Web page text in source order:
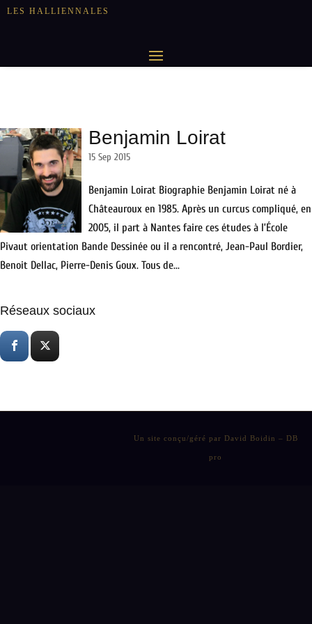
LES HALLIENNALES
Benjamin Loirat
15 Sep 2015
Benjamin Loirat Biographie Benjamin Loirat né à
Châteauroux en 1985. Après un curcus compliqué, en
2005, il part à Nantes faire ces études à l’École
Pivaut orientation Bande Dessinée ou il a rencontré, Jean-Paul Bordier,
Benoit Dellac, Pierre-Denis Goux. Tous de...
Réseaux sociaux
Un site conçu/géré par David Boidin – DB
pro